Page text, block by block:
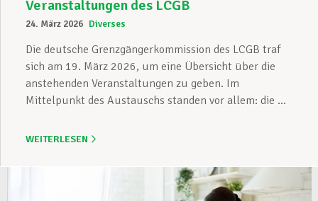
Veranstaltungen des LCGB
24. März 2026 Diverses
Die deutsche Grenzgängerkommission des LCGB traf
sich am 19. März 2026, um eine Übersicht über die
anstehenden Veranstaltungen zu geben. Im
Mittelpunkt des Austauschs standen vor allem: die ...
WEITERLESEN